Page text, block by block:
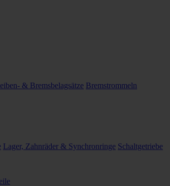
& Bremsbelagsätze Bremstrommeln
Lager, Zahnräder & Synchronringe Schaltgetriebe